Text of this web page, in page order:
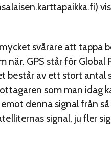
svårare att tappa
när. GPS står för Global
består av ett stort antal
som man idag
denna signal från
signal, ju fler